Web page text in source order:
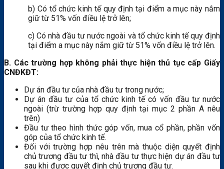
b) Có tổ chức kinh tế quy định tại điểm a mục này nắm
giữ từ 51% vốn điều lệ trở lên;
c) Có nhà đầu tư nước ngoài và tổ chức kinh tế quy định
tại điểm a mục này nắm giữ từ 51% vốn điều lệ trở lên.
B. Các trường hợp không phải thực hiện thủ tục cấp Giấy
CNĐKĐT:
Dự án đầu tư của nhà đầu tư trong nước;
Dự án đầu tư của tổ chức kinh tế có vốn đầu tư nước
ngoài (trừ trường hợp quy định tại mục 2 phần A nêu
trên)
Đầu tư theo hình thức góp vốn, mua cổ phần, phần vốn
góp của tổ chức kinh tế.
Đối với trường hợp nêu trên mà thuộc diện quyết định
chủ trương đầu tư thì, nhà đầu tư thực hiện dự án đầu tư
sau khi được quyết định chủ trương đầu tư.